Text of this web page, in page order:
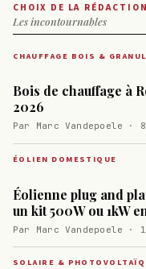
CHOIX DE LA RÉDACTION
Les incontournables
CHAUFFAGE BOIS &
Bois de chauffage à
2026
Par Marc Vandepoele ·
ÉOLIEN DOMESTIQUE
Éolienne plug and
un kit 500W ou 1kW
Par Marc Vandepoele ·
SOLAIRE &